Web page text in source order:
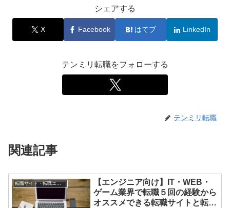
シェアする
X Facebook はてブ LinkedIn
テンミリ転職をフォローする
テンミリ転職
関連記事
転職サイト・転職エージェント
【エンジニア向け】IT・WEB・
ゲーム業界で転職５回の経験から
オススメできる転職サイトと転職